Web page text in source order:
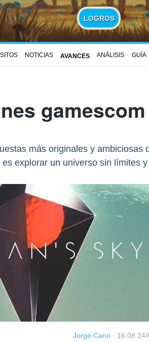
LOGROS
NOTICIAS AVANCES ANÁLISIS GUÍA
más originales y ambiciosas
explorar un universo sin límites
Jorge Cano · 16:08